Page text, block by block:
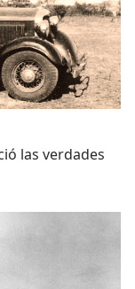
las verdades